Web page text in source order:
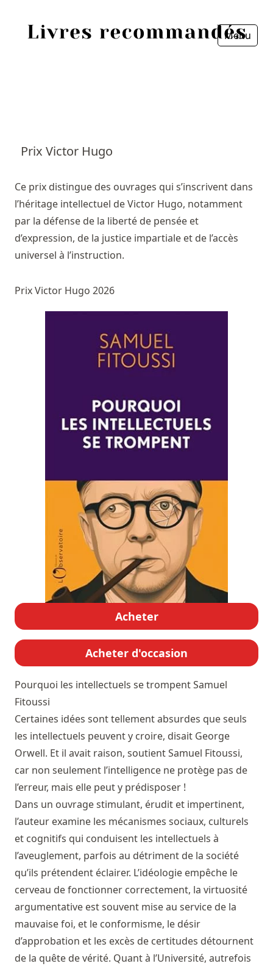
Menu
Prix Victor Hugo
Ce prix distingue des ouvrages qui s’inscrivent dans
l’héritage intellectuel de Victor Hugo, notamment
par la défense de la liberté de pensée et
d’expression, de la justice impartiale et de l’accès
universel à l’instruction.
Prix Victor Hugo 2026
Acheter
Acheter d'occasion
Pourquoi les intellectuels se trompentSamuel
Fitoussi
Certaines idées sont tellement absurdes que seuls
les intellectuels peuvent y croire, disait George
Orwell. Et il avait raison, soutient Samuel Fitoussi,
car non seulement l’intelligence ne protège pas de
l’erreur, mais elle peut y prédisposer !
Dans un ouvrage stimulant, érudit et impertinent,
l’auteur examine les mécanismes sociaux, culturels
et cognitifs qui conduisent les intellectuels à
l’aveuglement, parfois au détriment de la société
qu’ils prétendent éclairer. L’idéologie empêche le
cerveau de fonctionner correctement, la virtuosité
argumentative est souvent mise au service de la
mauvaise foi, et le conformisme, le désir
d’approbation et les excès de certitudes détournent
de la quête de vérité. Quant à l’Université, autrefois
Livres
Livres les plus recommandés
Fermer